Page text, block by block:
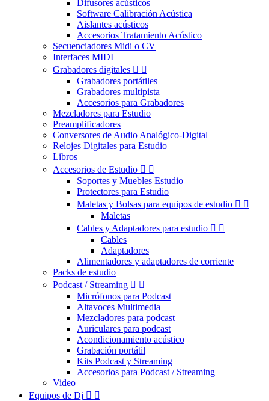
Difusores acústicos
Software Calibración Acústica
Aislantes acústicos
Accesorios Tratamiento Acústico
Secuenciadores Midi o CV
Interfaces MIDI
Grabadores digitales  
Grabadores portátiles
Grabadores multipista
Accesorios para Grabadores
Mezcladores para Estudio
Preamplificadores
Conversores de Audio Analógico-Digital
Relojes Digitales para Estudio
Libros
Accesorios de Estudio  
Soportes y Muebles Estudio
Protectores para Estudio
Maletas y Bolsas para equipos de estudio  
Maletas
Cables y Adaptadores para estudio  
Cables
Adaptadores
Alimentadores y adaptadores de corriente
Packs de estudio
Podcast / Streaming  
Micrófonos para Podcast
Altavoces Multimedia
Mezcladores para podcast
Auriculares para podcast
Acondicionamiento acústico
Grabación portátil
Kits Podcast y Streaming
Accesorios para Podcast / Streaming
Video
Equipos de Dj  